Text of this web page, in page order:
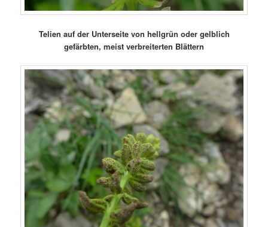
Telien auf der Unterseite von hellgrün oder gelblich
gefärbten, meist verbreiterten Blättern